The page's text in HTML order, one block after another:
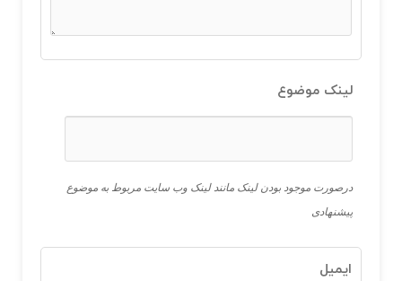
لینک موضوع
درصورت موجود بودن لینک مانند لینک وب سایت مربوط به موضوع
پیشنهادی
ایمیل